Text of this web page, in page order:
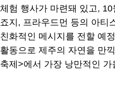
체험 행사가 마련돼 있고,
죠지, 프라우드먼 등의 아티
친화적인 메시지를 전할 예
활동으로 제주의 자연을 만
축제>에서 가장 낭만적인 가